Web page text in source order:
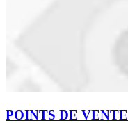
POINTS DE VENTE